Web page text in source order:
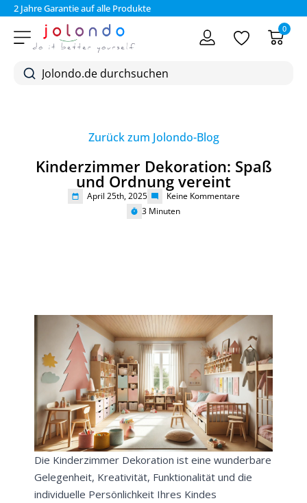
2 Jahre Garantie auf alle Produkte
0
Zurück zum Jolondo-Blog
Kinderzimmer Dekoration: Spaß
und Ordnung vereint
April 25th, 2025
Keine Kommentare
3 Minuten
Die Kinderzimmer Dekoration ist eine wunderbare
Gelegenheit, Kreativität, Funktionalität und die
individuelle Persönlichkeit Ihres Kindes